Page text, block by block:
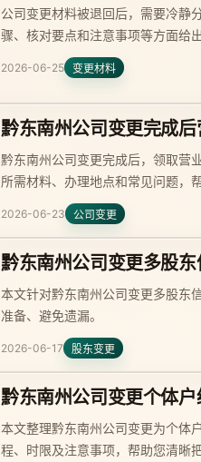
公司变更材料被退回后，需要冷静
骤、核对要点和注意事项等方面给
2026-06-25 变更材料
黔东南州公司变更完成
黔东南州公司变更完成后，领取营
所需材料、办理地点和常见问题，
2026-06-23 公司变更
黔东南州公司变更多股
本文针对黔东南州公司变更多股东
准备、避免遗漏。
2026-06-17 股东变更
黔东南州公司变更个体
本文整理黔东南州公司变更为个体
程、时限及注意事项，帮助您清晰